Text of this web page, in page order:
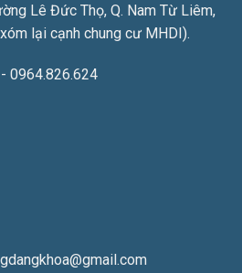
Lê Đức Thọ, Q. Nam Từ Liêm,
lại cạnh chung cư MHDI).
0964.826.624